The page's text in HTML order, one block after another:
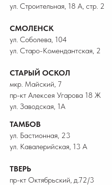
ул. Строительная, 18 А, стр. 2
СМОЛЕНСК
ул. Соболева, 104
ул. Старо-Комендантская, 2
СТАРЫЙ ОСКОЛ
мкр. Майский, 7
пр-кт Алексея Угарова 18 Ж
ул. Заводская, 1А
ТАМБОВ
ул. Бастионная, 23
ул. Кавалерийская, 13 А
ТВЕРЬ
пр-кт Октябрьский, д.72/3